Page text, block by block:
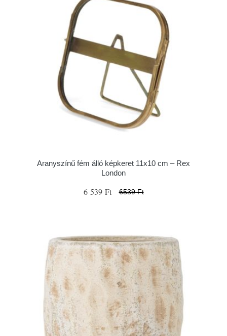
Aranyszínű fém álló képkeret 11x10 cm – Rex
London
6 539 Ft 6539 Ft